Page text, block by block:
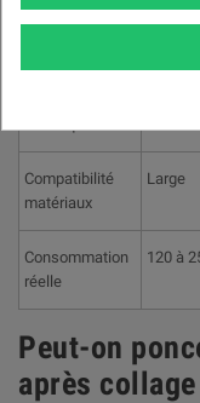
Collage
Oui,
Compatibilité
matériaux
Large
Consommation
réelle
120 à
Peut-on
après collage